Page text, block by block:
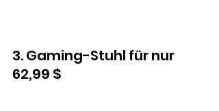
3. Gaming-Stuhl für nur
62,99 $